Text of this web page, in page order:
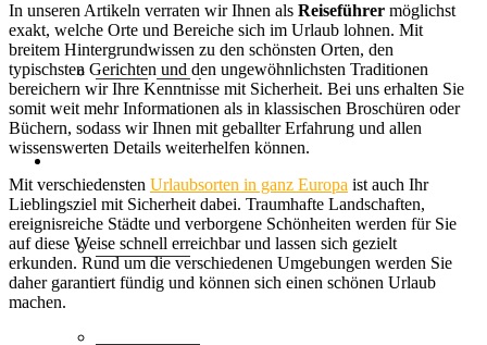
Luxury Stay
Destinationen
Lost Places
In unseren Artikeln verraten wir Ihnen als Reiseführer möglichst
exakt, welche Orte und Bereiche sich im Urlaub lohnen. Mit
breitem Hintergrundwissen zu den schönsten Orten, den
typischsten Gerichten und den ungewöhnlichsten Traditionen
bereichern wir Ihre Kenntnisse mit Sicherheit. Bei uns erhalten Sie
somit weit mehr Informationen als in klassischen Broschüren oder
Büchern, sodass wir Ihnen mit geballter Erfahrung und allen
wissenswerten Details weiterhelfen können.
Mit verschiedensten Urlaubsorten in ganz Europa ist auch Ihr
Lieblingsziel mit Sicherheit dabei. Traumhafte Landschaften,
ereignisreiche Städte und verborgene Schönheiten werden für Sie
auf diese Weise schnell erreichbar und lassen sich gezielt
erkunden. Rund um die verschiedenen Umgebungen werden Sie
daher garantiert fündig und können sich einen schönen Urlaub
machen.